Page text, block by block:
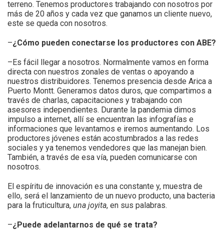
terreno. Tenemos productores trabajando con nosotros por
más de 20 años y cada vez que ganamos un cliente nuevo,
este se queda con nosotros.
–¿Cómo pueden conectarse los productores con ABE?
–Es fácil llegar a nosotros. Normalmente vamos en forma
directa con nuestros zonales de ventas o apoyando a
nuestros distribuidores. Tenemos presencia desde Arica a
Puerto Montt. Generamos datos duros, que compartimos a
través de charlas, capacitaciones y trabajando con
asesores independientes. Durante la pandemia dimos
impulso a internet, allí se encuentran las infografías e
informaciones que levantamos e iremos aumentando. Los
productores jóvenes están acostumbrados a las redes
sociales y ya tenemos vendedores que las manejan bien.
También, a través de esa vía, pueden comunicarse con
nosotros.
El espíritu de innovación es una constante y, muestra de
ello, será el lanzamiento de un nuevo producto, una bacteria
para la fruticultura, una joyita, en sus palabras.
–¿Puede adelantarnos de qué se trata?